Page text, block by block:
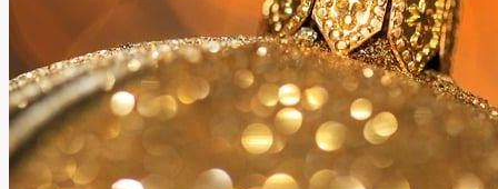
Slovníku